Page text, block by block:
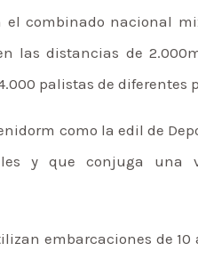
el combinado nacional
las distancias de
palistas de diferentes
como la edil de
y que conjuga una
embarcaciones de